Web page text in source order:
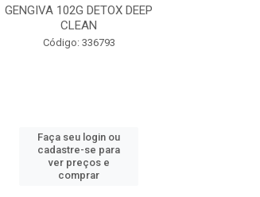
GENGIVA 102G DETOX DEEP
CLEAN
Código: 336793
Faça seu login ou
cadastre-se para
ver preços e
comprar